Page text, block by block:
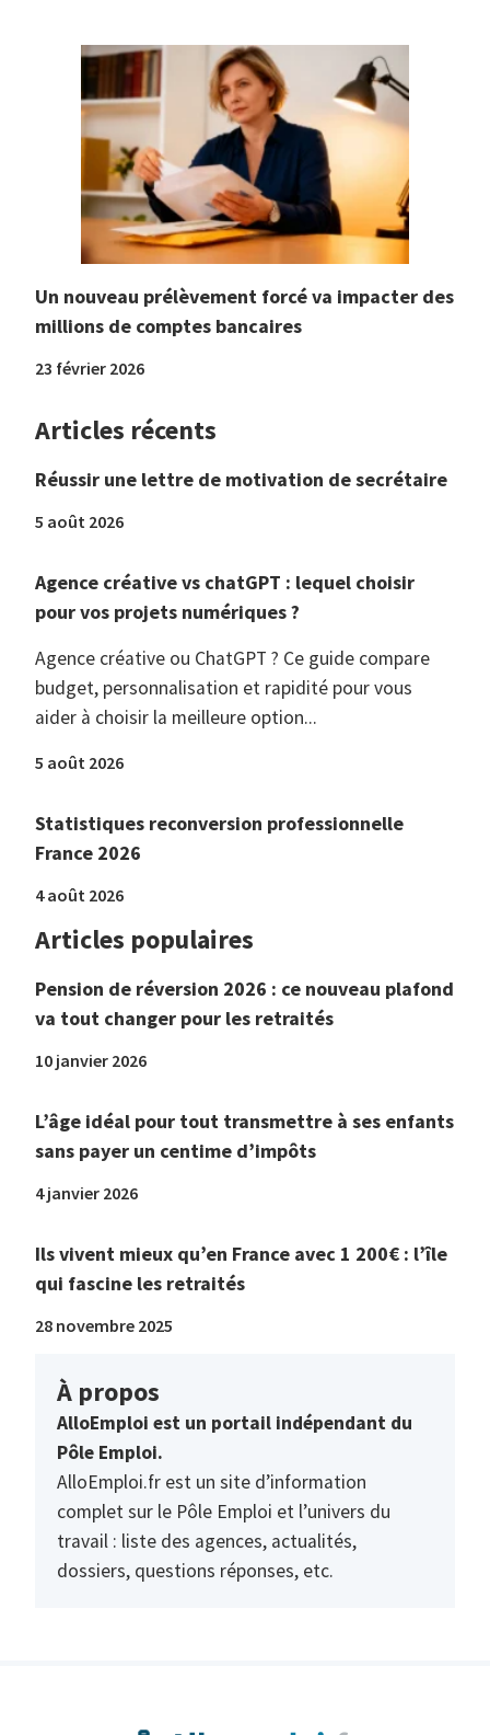
Un nouveau prélèvement forcé va impacter des
millions de comptes bancaires
23 février 2026
Articles récents
Réussir une lettre de motivation de secrétaire
5 août 2026
Agence créative vs chatGPT : lequel choisir
pour vos projets numériques ?
Agence créative ou ChatGPT ? Ce guide compare
budget, personnalisation et rapidité pour vous
aider à choisir la meilleure option...
5 août 2026
Statistiques reconversion professionnelle
France 2026
4 août 2026
Articles populaires
Pension de réversion 2026 : ce nouveau plafond
va tout changer pour les retraités
10 janvier 2026
L’âge idéal pour tout transmettre à ses enfants
sans payer un centime d’impôts
4 janvier 2026
Ils vivent mieux qu’en France avec 1 200€ : l’île
qui fascine les retraités
28 novembre 2025
À propos
AlloEmploi est un portail indépendant du
Pôle Emploi.
AlloEmploi.fr est un site d’information
complet sur le Pôle Emploi et l’univers du
travail : liste des agences, actualités,
dossiers, questions réponses, etc.